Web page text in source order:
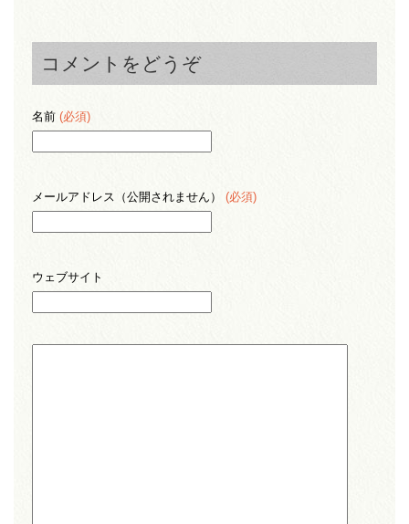
コメントをどうぞ
名前 (必須)
メールアドレス（公開されません） (必須)
ウェブサイト